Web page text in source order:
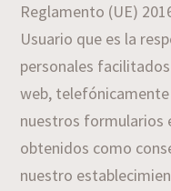
Reglamento (UE)
Usuario que es la
personales
web,
nuestros formularios
obtenidos como
nuestro